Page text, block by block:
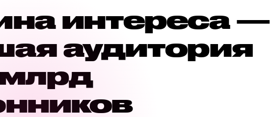
интереса —
аудитория